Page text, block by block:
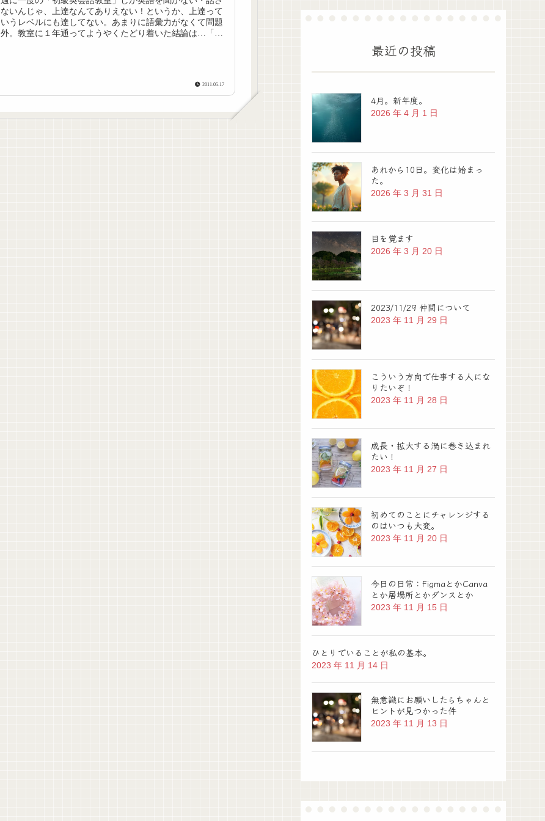
ないんじゃ、上達なんてありえない！というか、上達って
いうレベルにも達してない。あまりに語彙力がなくて問題
外。教室に１年通ってようやくたどり着いた結論は…「そ
2011.05.17
最近の投稿
4月。新年度。
2026 年 4 月 1 日
あれから10日。変化は始まっ
た。
2026 年 3 月 31 日
目を覚ます
2026 年 3 月 20 日
2023/11/29 仲間について
2023 年 11 月 29 日
こういう方向で仕事する人にな
りたいぞ！
2023 年 11 月 28 日
成長・拡大する渦に巻き込まれ
たい！
2023 年 11 月 27 日
初めてのことにチャレンジする
のはいつも大変。
2023 年 11 月 20 日
今日の日常：FigmaとかCanva
とか居場所とかダンスとか
2023 年 11 月 15 日
ひとりでいることが私の基本。
2023 年 11 月 14 日
無意識にお願いしたらちゃんと
ヒントが見つかった件
2023 年 11 月 13 日